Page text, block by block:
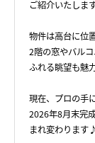
ご紹介いたしま
物件は高台に位
2階の窓やバル
ふれる眺望も魅
現在、プロの手
2026年8月末完
まれ変わります♪